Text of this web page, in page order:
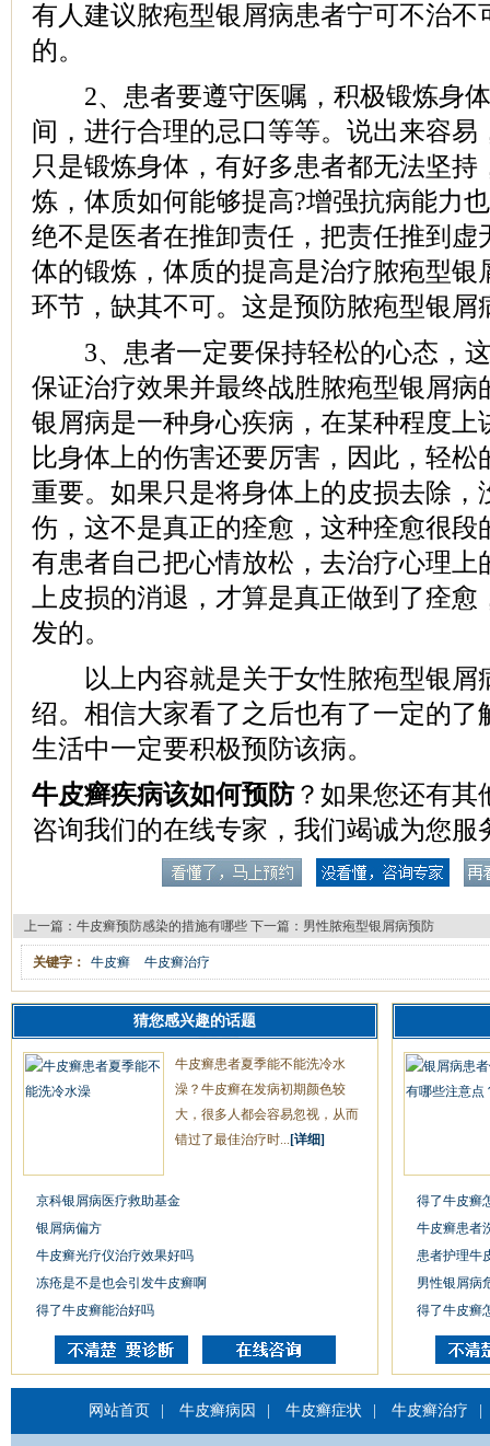
有人建议脓疱型银屑病患者宁可不治不
的。
2、患者要遵守医嘱，积极锻炼身体
间，进行合理的忌口等等。说出来容易
只是锻炼身体，有好多患者都无法坚持
炼，体质如何能够提高?增强抗病能力
绝不是医者在推卸责任，把责任推到虚
体的锻炼，体质的提高是治疗脓疱型银
环节，缺其不可。这是预防脓疱型银屑
3、患者一定要保持轻松的心态，这
保证治疗效果并最终战胜脓疱型银屑病
银屑病是一种身心疾病，在某种程度上
比身体上的伤害还要厉害，因此，轻松
重要。如果只是将身体上的皮损去除，
伤，这不是真正的痊愈，这种痊愈很段
有患者自己把心情放松，去治疗心理上
上皮损的消退，才算是真正做到了痊
发的。
以上内容就是关于女性脓疱型银屑
绍。相信大家看了之后也有了一定的了
生活中一定要积极预防该病。
牛皮癣疾病该如何预防？如果您还有其
咨询我们的在线专家，我们竭诚为您服
上一篇： 牛皮癣预防感染的措施有哪些 下一篇： 男性脓疱型银屑病预防
关键字： 牛皮癣 牛皮癣治疗
猜您感兴趣的话题
牛皮癣患者夏季能不能洗冷水
澡？牛皮癣在发病初期颜色较
大，很多人都会容易忽视，从而
错过了最佳治疗时... [详细]
京科银屑病医疗救助基金
银屑病偏方
牛皮癣光疗仪治疗效果好吗
冻疮是不是也会引发牛皮癣啊
得了牛皮癣能治好吗
得了牛皮癣
牛皮癣患者
患者护理牛
男性银屑病
得了牛皮癣
网站首页 牛皮癣病因 牛皮癣症状 牛皮癣治疗